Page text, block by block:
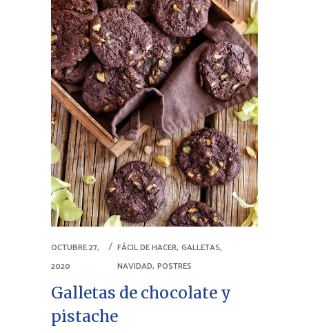
OCTUBRE 27,
2020
FÁCIL DE HACER,GALLETAS,
NAVIDAD,POSTRES
Galletas de chocolate y
pistache